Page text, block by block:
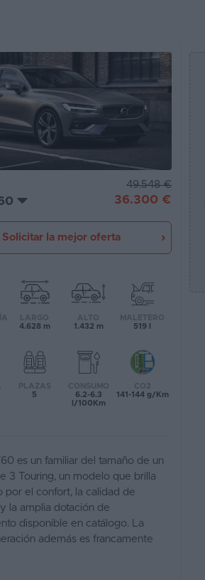
49.548 €
36.300 €
Solicitar la mejor oferta
LARGO
4.628 m
ALTO
1.432 m
MALETERO
519 l
PLAZAS
5
CONSUMO
6.2-6.3
l/100Km
CO2
141-144 g/Km
es un familiar del tamaño de un
3 Touring, un modelo que brilla
por el confort, la calidad de
la amplia dotación de
disponible en catálogo. La
además es francamente